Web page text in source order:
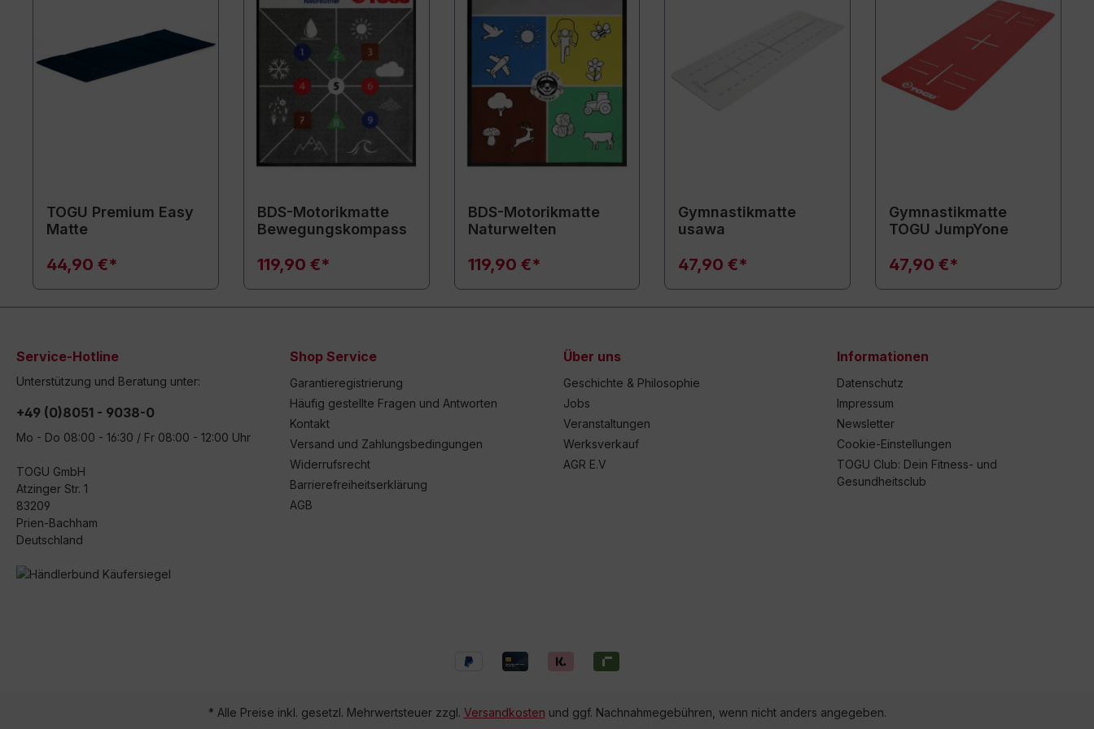
TOGU Premium Easy
Matte
44,90 €*
BDS-Motorikmatte
Bewegungskompass
119,90 €*
BDS-Motorikmatte
Naturwelten
119,90 €*
Gymnastikmatte
usawa
47,90 €*
Gymnastikmatte
TOGU JumpYone
47,90 €*
Service-Hotline
Unterstützung und Beratung unter:
+49 (0)8051 - 9038-0
Mo - Do 08:00 - 16:30 / Fr 08:00 - 12:00 Uhr
TOGU GmbH
Atzinger Str. 1
83209
Prien-Bachham
Deutschland
Shop Service
Garantieregistrierung
Häufig gestellte Fragen und Antworten
Kontakt
Versand und Zahlungsbedingungen
Widerrufsrecht
Barrierefreiheitserklärung
AGB
Über uns
Geschichte & Philosophie
Jobs
Veranstaltungen
Werksverkauf
AGR E.V
Informationen
Datenschutz
Impressum
Newsletter
Cookie-Einstellungen
TOGU Club: Dein Fitness- und
Gesundheitsclub
* Alle Preise inkl. gesetzl. Mehrwertsteuer zzgl. Versandkosten und ggf. Nachnahmegebühren, wenn nicht anders angegeben.